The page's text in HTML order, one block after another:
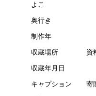
よこ
奥行き
制作年
収蔵場所 資
収蔵年月日
キャプション 寄